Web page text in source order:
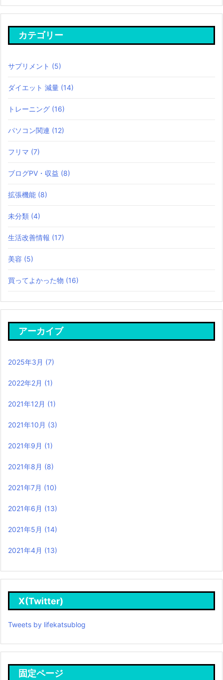
カテゴリー
サプリメント (5)
ダイエット 減量 (14)
トレーニング (16)
パソコン関連 (12)
フリマ (7)
ブログPV・収益 (8)
拡張機能 (8)
未分類 (4)
生活改善情報 (17)
美容 (5)
買ってよかった物 (16)
アーカイブ
2025年3月 (7)
2022年2月 (1)
2021年12月 (1)
2021年10月 (3)
2021年9月 (1)
2021年8月 (8)
2021年7月 (10)
2021年6月 (13)
2021年5月 (14)
2021年4月 (13)
X(Twitter)
Tweets by lifekatsublog
固定ページ